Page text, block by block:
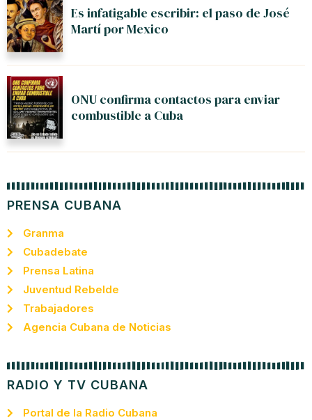
Es infatigable escribir: el paso de José
Martí por Mexico
ONU confirma contactos para enviar
combustible a Cuba
PRENSA CUBANA
Granma
Cubadebate
Prensa Latina
Juventud Rebelde
Trabajadores
Agencia Cubana de Noticias
RADIO Y TV CUBANA
Portal de la Radio Cubana